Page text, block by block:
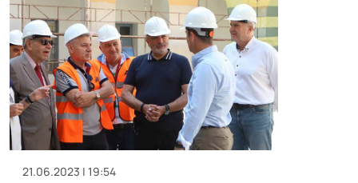
21.06.2023 | 19:54